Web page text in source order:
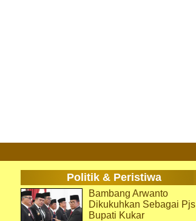
Politik & Peristiwa
Bambang Arwanto
Dikukuhkan Sebagai Pjs
Bupati Kukar